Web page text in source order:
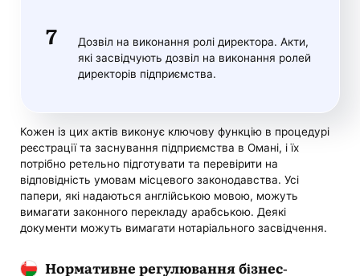
Дозвіл на виконання ролі директора. Акти,
які засвідчують дозвіл на виконання ролей
директорів підприємства.
Кожен із цих актів виконує ключову функцію в процедурі
реєстрації та заснування підприємства в Омані, і їх
потрібно ретельно підготувати та перевірити на
відповідність умовам місцевого законодавства. Усі
папери, які надаються англійською мовою, можуть
вимагати законного перекладу арабською. Деякі
документи можуть вимагати нотаріального засвідчення.
Нормативне регулювання бізнес-